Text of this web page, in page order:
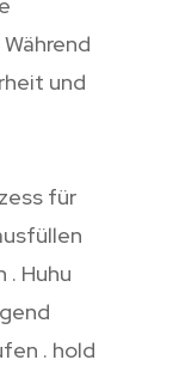
und
für
Huhu
. hold